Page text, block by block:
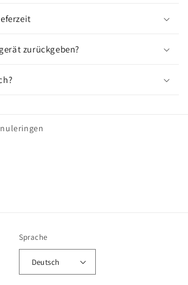
zurückgeben?
Sprache
Deutsch